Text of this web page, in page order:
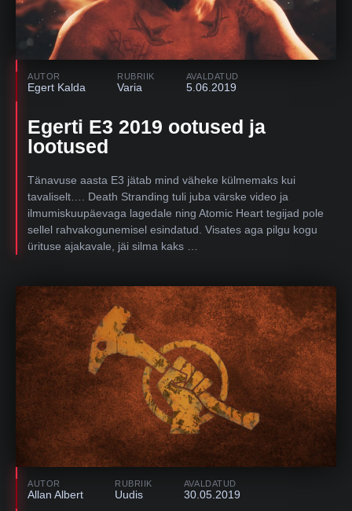
AUTOR
Egert Kalda
RUBRIIK
Varia
AVALDATUD
5.06.2019
Egerti E3 2019 ootused ja
lootused
Tänavuse aasta E3 jätab mind väheke külmemaks kui
tavaliselt…. Death Stranding tuli juba värske video ja
ilmumiskuupäevaga lagedale ning Atomic Heart tegijad pole
sellel rahvakogunemisel esindatud. Visates aga pilgu kogu
ürituse ajakavale, jäi silma kaks …
AUTOR
Allan Albert
RUBRIIK
Uudis
AVALDATUD
30.05.2019